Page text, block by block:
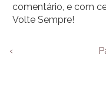
comentário, e com
Volte Sempre!
‹